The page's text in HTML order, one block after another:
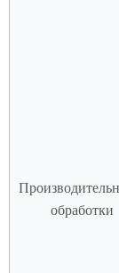
обработки